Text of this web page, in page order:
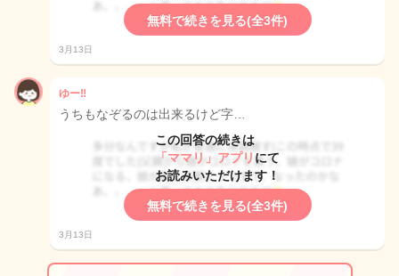
無料で続きを見る(全3件)
3月13日
ゆー‼️
うちもなぞるのは出来るけど字…
この回答の続きは
「ママリ」アプリ にて
お読みいただけます！
無料で続きを見る(全3件)
3月13日